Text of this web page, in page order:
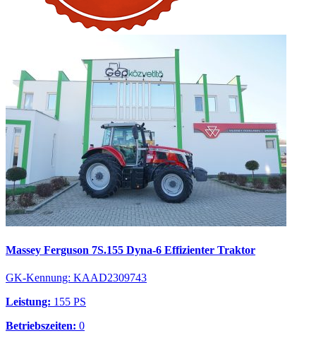
Massey Ferguson 7S.155 Dyna-6 Effizienter Traktor
GK-Kennung: KAAD2309743
Leistung: 155 PS
Betriebszeiten: 0